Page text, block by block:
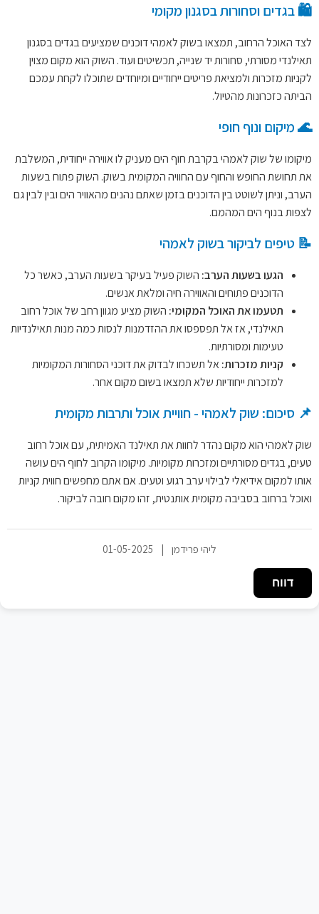
🛍️ בגדים וסחורות בסגנון מקומי
לצד האוכל הרחוב, תמצאו בשוק לאמהי דוכנים שמציעים בגדים בסגנון
תאילנדי מסורתי, סחורות יד שנייה, תכשיטים ועוד. השוק הוא מקום מצוין
לקניות מזכרות ולמציאת פריטים ייחודיים ומיוחדים שתוכלו לקחת עמכם
הביתה כזכרונות מהטיול.
🌊 מיקום ונוף חופי
מיקומו של שוק לאמהי בקרבת חוף הים מעניק לו אווירה ייחודית, המשלבת
את תחושת החופש והחוף עם החוויה המקומית בשוק. השוק פתוח בשעות
הערב, וניתן לשוטט בין הדוכנים בזמן שאתם נהנים מהאוויר הים ובין לבין גם
לצפות בנוף הים המהמם.
📝 טיפים לביקור בשוק לאמהי
הגעו בשעות הערב: השוק פעיל בעיקר בשעות הערב, כאשר כל
הדוכנים פתוחים והאווירה חיה ומלאת אנשים.
תטעמו את האוכל המקומי: השוק מציע מגוון רחב של אוכל רחוב
תאילנדי, אז אל תפספסו את ההזדמנות לנסות כמה מנות תאילנדיות
טעימות ומסורתיות.
קניות מזכרות:אל תשכחו לבדוק את דוכני הסחורות המקומיות
למזכרות ייחודיות שלא תמצאו בשום מקום אחר.
📌 סיכום: שוק לאמהי - חוויית אוכל ותרבות מקומית
שוק לאמהי הוא מקום נהדר לחוות את תאילנד האמיתית, עם אוכל רחוב
טעים, בגדים מסורתיים ומזכרות מקומיות. מיקומו הקרוב לחוף הים עושה
אותו למקום אידיאלי לבילוי ערב רגוע וטעים. אם אתם מחפשים חווית קניות
ואוכל ברחוב בסביבה מקומית אותנטית, זהו מקום חובה לביקור.
ליהי פרידמן |
01-05-2025
דווח